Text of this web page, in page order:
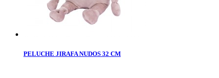
PELUCHE JIRAFA NUDOS 32 CM